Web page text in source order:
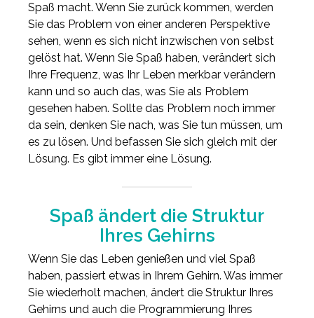
Spaß macht. Wenn Sie zurück kommen, werden
Sie das Problem von einer anderen Perspektive
sehen, wenn es sich nicht inzwischen von selbst
gelöst hat. Wenn Sie Spaß haben, verändert sich
Ihre Frequenz, was Ihr Leben merkbar verändern
kann und so auch das, was Sie als Problem
gesehen haben. Sollte das Problem noch immer
da sein, denken Sie nach, was Sie tun müssen, um
es zu lösen. Und befassen Sie sich gleich mit der
Lösung. Es gibt immer eine Lösung.
Spaß ändert die Struktur
Ihres Gehirns
Wenn Sie das Leben genießen und viel Spaß
haben, passiert etwas in Ihrem Gehirn. Was immer
Sie wiederholt machen, ändert die Struktur Ihres
Gehirns und auch die Programmierung Ihres